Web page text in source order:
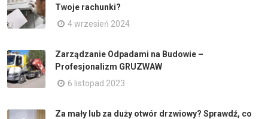
Twoje rachunki?
4 wrzesień 2024
Zarządzanie Odpadami na Budowie –
Profesjonalizm GRUZWAW
6 listopad 2023
Za mały lub za duży otwór drzwiowy? Sprawdź, co